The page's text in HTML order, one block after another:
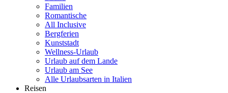
Familien
Romantische
All Inclusive
Bergferien
Kunststadt
Wellness-Urlaub
Urlaub auf dem Lande
Urlaub am See
Alle Urlaubsarten in Italien
Reisen